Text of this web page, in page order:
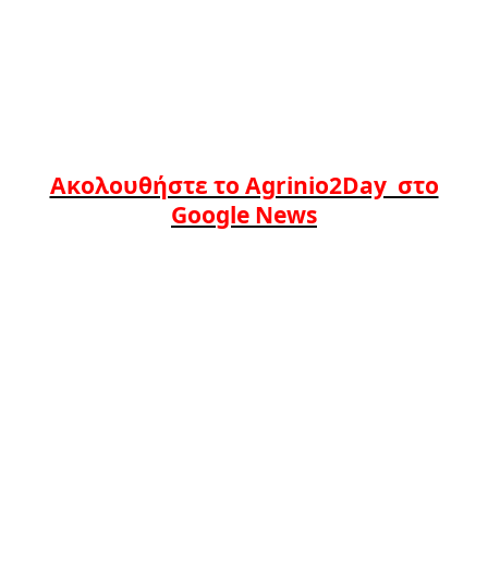
Ακολουθήστε το Agrinio2Day στο
Google News